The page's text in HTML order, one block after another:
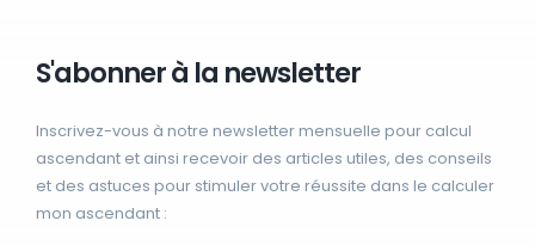
S'abonner à la newsletter
Inscrivez-vous à notre newsletter mensuelle pour calcul
ascendant et ainsi recevoir des articles utiles, des conseils
et des astuces pour stimuler votre réussite dans le calculer
mon ascendant :